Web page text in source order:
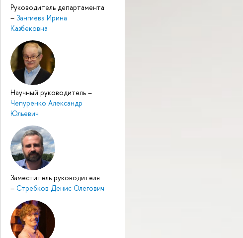
Руководитель департамента
– Зангиева Ирина
Казбековна
Научный руководитель –
Чепуренко Александр
Юльевич
Заместитель руководителя
– Стребков Денис Олегович